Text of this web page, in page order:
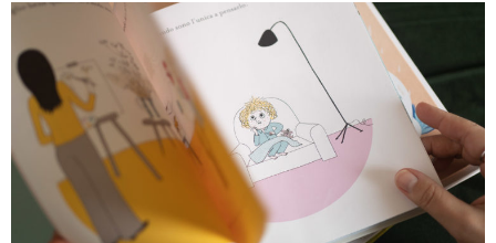
Anya Taylor-Joy, Jisoo e Willow Smith protagoniste della nuova campagna Dior Addict
Libri letti nel 2025: tutte le mie letture, recensioni e giudizi